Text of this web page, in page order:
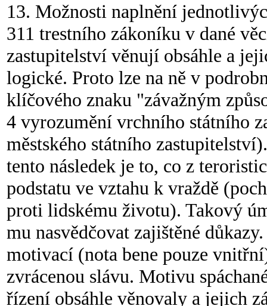
13. Možnosti naplnění
311 trestního zákoníku v dané
zastupitelství věnují obsáhle a
logické. Proto lze na ně v
klíčového znaku "závažným
4 vyrozumění vrchního státního
městského státního
tento následek je to, co z
podstatu ve vztahu k vraždě
proti lidskému životu). Takový
mu nasvědčovat zajištěné
motivací (nota bene pouze
zvrácenou slávu. Motivu
řízení obsáhle věnovaly a jejich